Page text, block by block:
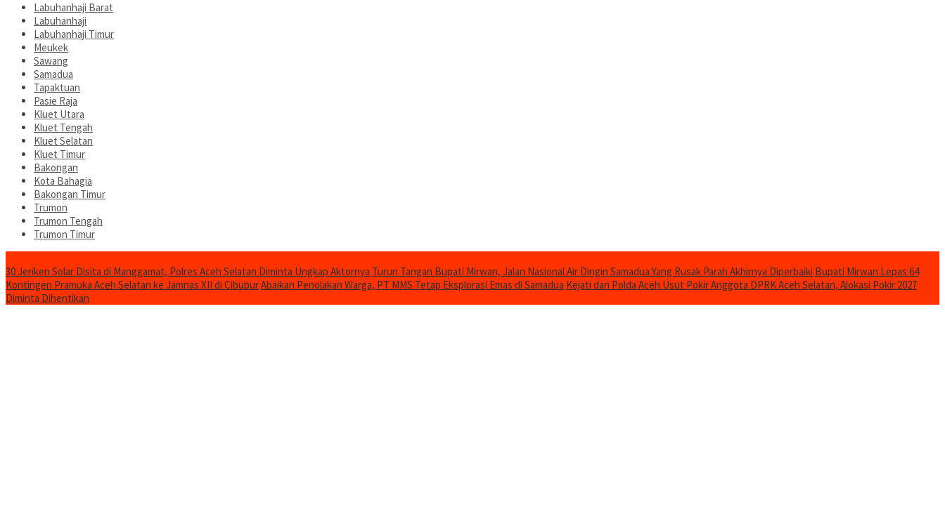
Labuhanhaji Barat
Labuhanhaji
Labuhanhaji Timur
Meukek
Sawang
Samadua
Tapaktuan
Pasie Raja
Kluet Utara
Kluet Tengah
Kluet Selatan
Kluet Timur
Bakongan
Kota Bahagia
Bakongan Timur
Trumon
Trumon Tengah
Trumon Timur
30 Jeriken Solar Disita di Manggamat, Polres Aceh Selatan Diminta Ungkap Aktornya Turun Tangan Bupati Mirwan, Jalan Nasional Air Dingin Samadua Yang Rusak Parah Akhirnya Diperbaiki Bupati Mirwan Lepas 64
Kontingen Pramuka Aceh Selatan ke Jamnas XII di CibuburAbaikan Penolakan Warga, PT MMS Tetap Eksplorasi Emas di Samadua Kejati dan Polda Aceh Usut Pokir Anggota DPRK Aceh Selatan, Alokasi Pokir 2027
Diminta Dihentikan